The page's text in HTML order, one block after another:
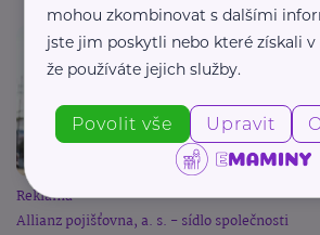
Reklama
Allianz pojišťovna, a. s. - sídlo společnosti
mohou zkombinovat s dalšími
jste jim poskytli nebo které získali
že používáte jejich služby.
Povolit vše Upravit